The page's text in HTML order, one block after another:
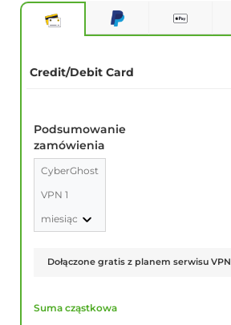
Credit/Debit Card
Podsumowanie
zamówienia
CyberGhost
VPN 1
miesiąc
Dołączone gratis z planem serwisu VPN
Suma cząstkowa